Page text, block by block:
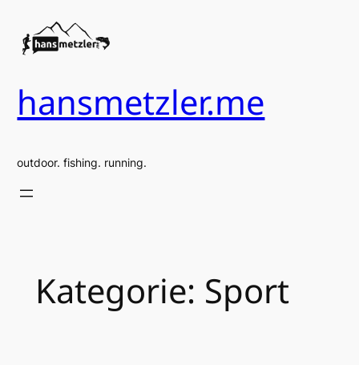
Inhalt
springen
hansmetzler.me
outdoor. fishing. running.
Kategorie: Sport